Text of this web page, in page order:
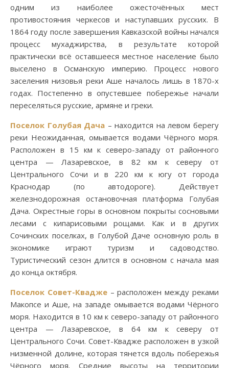
одним из наиболее ожесточённых мест
противостояния черкесов и наступавших русских. В
1864 году после завершения Кавказской войны начался
процесс мухаджирства, в результате которой
практически всё оставшееся местное население было
выселено в Османскую империю. Процесс нового
заселения низовья реки Аше началось лишь в 1870-х
годах. Постепенно в опустевшее побережье начали
переселяться русские, армяне и греки.
Поселок Голубая Дача – находится на левом берегу
реки Неожиданная, омывается водами Чёрного моря.
Расположен в 15 км к северо-западу от районного
центра — Лазаревское, в 82 км к северу от
Центрального Сочи и в 220 км к югу от города
Краснодар (по автодороге). Действует
железнодорожная остановочная платформа Голубая
Дача. Окрестные горы в основном покрыты сосновыми
лесами с кипарисовыми рощами. Как и в других
Сочинских поселках, в Голубой Даче основную роль в
экономике играют туризм и садоводство.
Туристический сезон длится в основном с начала мая
до конца октября.
Поселок Совет-Квадже– расположен между реками
Макопсе и Аше, на западе омывается водами Чёрного
моря. Находится в 10 км к северо-западу от районного
центра — Лазаревское, в 64 км к северу от
Центрального Сочи. Совет-Квадже расположен в узкой
низменной долине, которая тянется вдоль побережья
Чёрного моря. Средние высоты на территории